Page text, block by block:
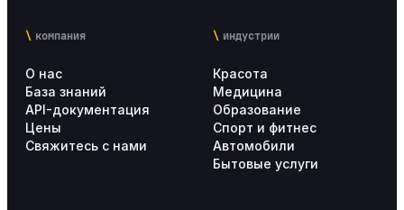
Лояльность & Maркетинг
Маркетплейс интеграции
Настройки Altegio для сетей
компания
О нас
База знаний
API-документация
Цены
Свяжитесь с нами
индустрии
Красота
Медицина
Образование
Спорт и фитнес
Автомобили
Бытовые услуги